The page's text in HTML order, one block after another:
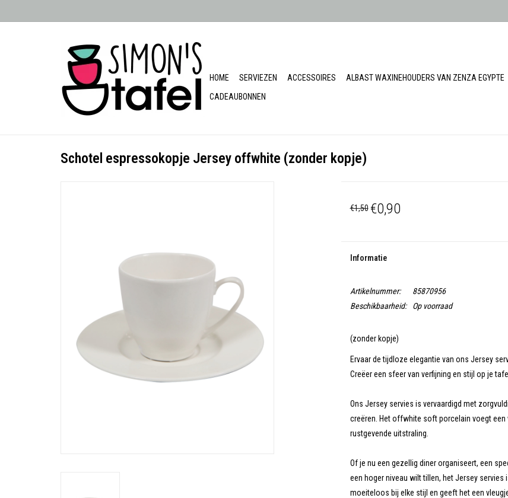
HOME SERVIEZEN ACCESSOIRES ALBAST WAXINEHOUDERS VAN ZENZA EGYPTE
CADEAUBONNEN
Schotel espressokopje Jersey offwhite (zonder kopje)
€1,50 €0,90
Informatie
Artikelnummer:
85870956
Beschikbaarheid:
Op voorraad
(zonder kopje)
Ervaar de tijdloze elegantie van ons Jersey
Creëer een sfeer van verfijning en stijl op je
Ons Jersey servies is vervaardigd met
creëren. Het offwhite soft porcelain voegt
rustgevende uitstraling.
Of je nu een gezellig diner organiseert, een
een hoger niveau wilt tillen, het Jersey
moeiteloos bij elke stijl en geeft het een